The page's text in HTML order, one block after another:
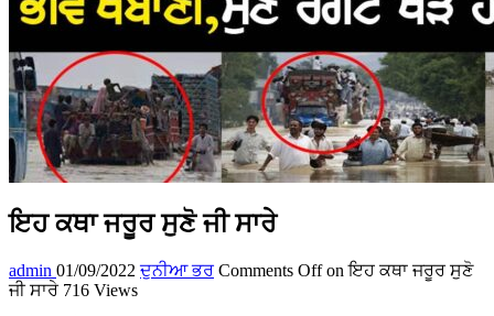
ਇਹ ਕਥਾ ਜਰੂਰ ਸੁਣੋ ਜੀ ਸਾਰੇ
admin 01/09/2022 ਦੁਨੀਆ ਭਰ Comments Offon ਇਹ ਕਥਾ ਜਰੂਰ ਸੁਣੋ
ਜੀ ਸਾਰੇ 716 Views